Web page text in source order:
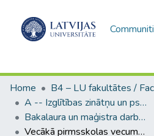
Home
A -- Izglītības zinātņu un psiholoģijas fakultāte / Faculty of Education Sciences and Psychology
Bakalaura un maģistra darbi (PPMF) / Bachelor's and Master's theses
Vecākā pirmsskolas vecuma bērnu pamatkustību apguves sekmēšana kustību rotaļās